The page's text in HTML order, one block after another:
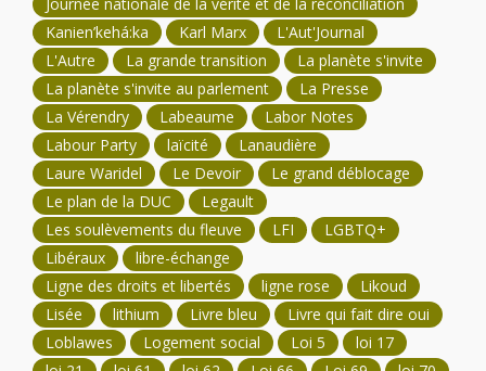
Kanien’kehá:ka
Karl Marx
L'Aut'Journal
L'Autre
La grande transition
La planète s'invite
La planète s'invite au parlement
La Presse
La Vérendry
Labeaume
Labor Notes
Labour Party
laïcité
Lanaudière
Laure Waridel
Le Devoir
Le grand déblocage
Le plan de la DUC
Legault
Les soulèvements du fleuve
LFI
LGBTQ+
Libéraux
libre-échange
Ligne des droits et libertés
ligne rose
Likoud
Lisée
lithium Livre bleu
Livre qui fait dire oui
Loblawes
Logement social Loi 5
loi 17